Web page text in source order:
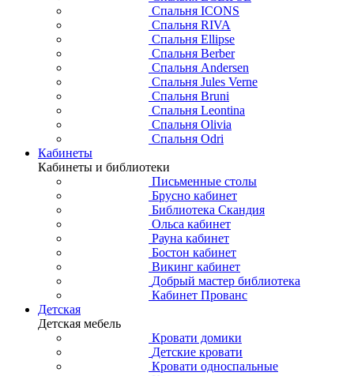
Спальня ICONS
Спальня RIVA
Спальня Ellipse
Спальня Berber
Спальня Andersen
Спальня Jules Verne
Спальня Bruni
Спальня Leontina
Спальня Olivia
Спальня Odri
Кабинеты
Кабинеты и библиотеки
Письменные столы
Брусно кабинет
Библиотека Скандия
Ольса кабинет
Рауна кабинет
Бостон кабинет
Викинг кабинет
Добрый мастер библиотека
Кабинет Прованс
Детская
Детская мебель
Кровати домики
Детские кровати
Кровати односпальные